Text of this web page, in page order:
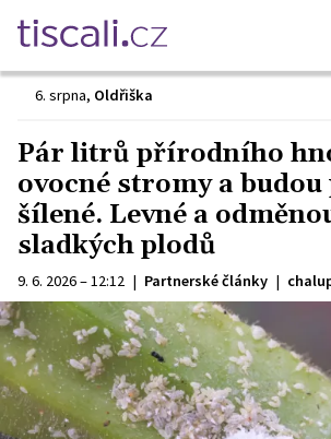
6. srpna, Oldřiška
Pár litrů přírodního
ovocné stromy a
šílené. Levné a
sladkých plodů
9. 6. 2026 – 12:12 | Partnerské články |